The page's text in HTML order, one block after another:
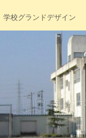
学校グランドデザイン